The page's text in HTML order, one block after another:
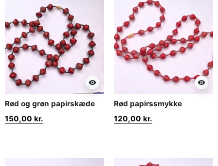
visibility
Rød og grøn papirskæde
150,00 kr.
visibility
Rød papirssmykke
120,00 kr.